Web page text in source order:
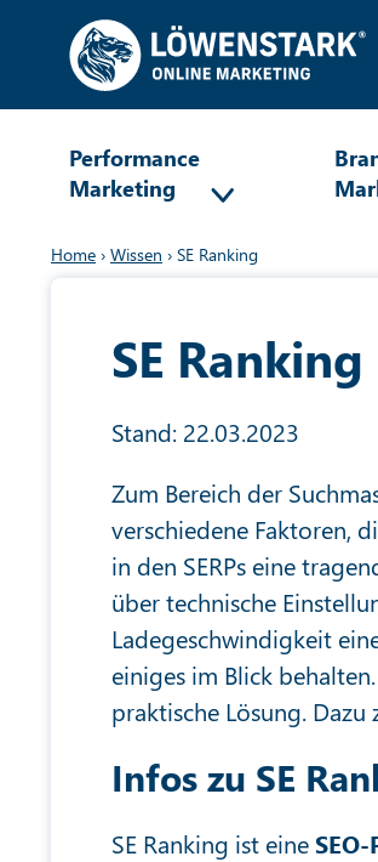
Performance
Marketing
Home › Wissen › SE Ranking
SE Ranking
Stand: 22.03.2023
Zum Bereich der
verschiedene Faktoren,
in den SERPs eine
über technische
Ladegeschwindigkeit
einiges im Blick behalten.
praktische Lösung. Dazu
Infos zu SE
SE Ranking ist eine